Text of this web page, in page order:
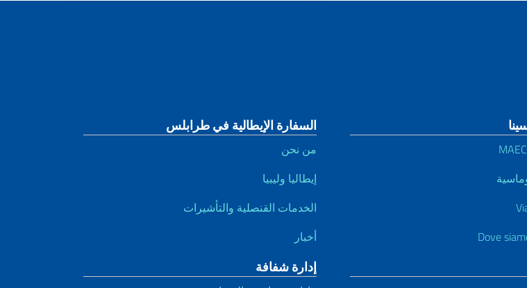
Dove
السفارة الإيطالية في طرابلس
من نحن
إيطاليا وليبيا
الخدمات القنصلية والتأشيرات
أخبار
إدارة شفافة